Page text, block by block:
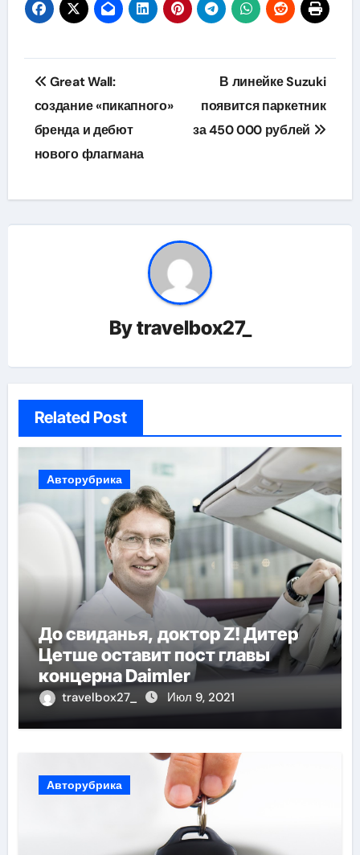
Навигация
по
записям
Great Wall:
создание «пикапного»
бренда и дебют
нового флагмана
В линейке Suzuki
появится паркетник
за 450 000 рублей
Bytravelbox27_
Related Post
Авторубрика
До свиданья, доктор Z! Дитер
Цетше оставит пост главы
концерна Daimler
travelbox27_ Июл 9, 2021
Авторубрика